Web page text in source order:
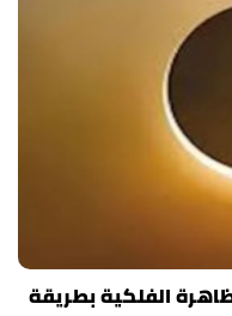
الفلكية بطريقة